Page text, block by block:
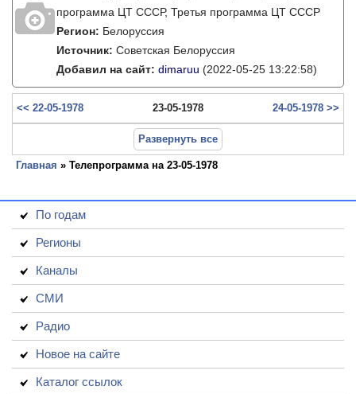
программа ЦТ ССCР, Третья программа ЦТ ССCР
Регион: Белоруссия
Источник: Советская Белоруссия
Добавил на сайт: dimaruu (2022-05-25 13:22:58)
<< 22-05-1978 23-05-1978 24-05-1978 >>
Развернуть все
Главная » Телепрограмма на 23-05-1978
По годам
Регионы
Каналы
СМИ
Радио
Новое на сайте
Каталог ссылок